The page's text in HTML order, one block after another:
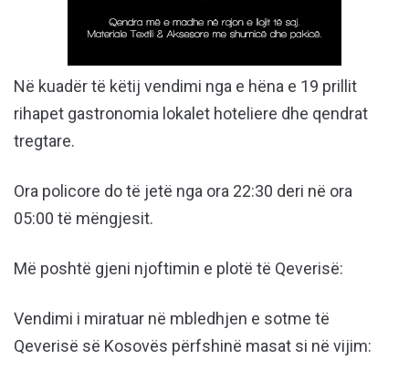
Në kuadër të këtij vendimi nga e hëna e 19 prillit
rihapet gastronomia lokalet hoteliere dhe qendrat
tregtare.
Ora policore do të jetë nga ora 22:30 deri në ora
05:00 të mëngjesit.
Më poshtë gjeni njoftimin e plotë të Qeverisë:
Vendimi i miratuar në mbledhjen e sotme të
Qeverisë së Kosovës përfshinë masat si në vijim: